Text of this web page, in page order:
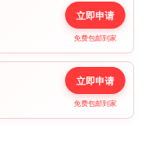
立即申请
免费包邮到家
立即申请
免费包邮到家